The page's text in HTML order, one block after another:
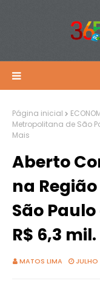
Página inicial
Metropolitana de São
Mais
Aberto
na
São
R$ 6,3
MATOS LIMA JULHO